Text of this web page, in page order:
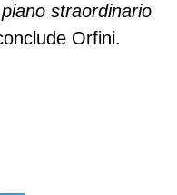
straordinario
Orfini.